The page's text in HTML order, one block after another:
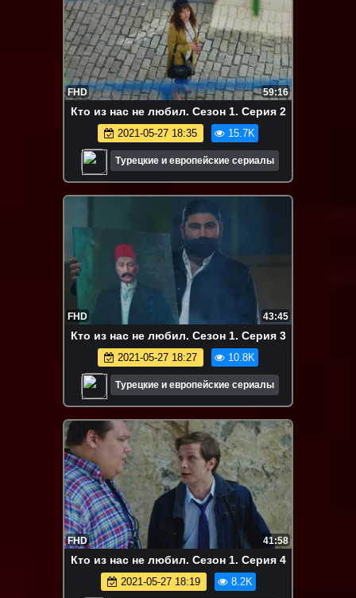
FHD 59:16
Кто из нас не любил. Сезон 1. Серия 2
2021-05-27 18:35 15.7K
Турецкие и европейские сериалы
FHD 43:45
Кто из нас не любил. Сезон 1. Серия 3
2021-05-27 18:27 10.8K
Турецкие и европейские сериалы
FHD 41:58
Кто из нас не любил. Сезон 1. Серия 4
2021-05-27 18:19 8.2K